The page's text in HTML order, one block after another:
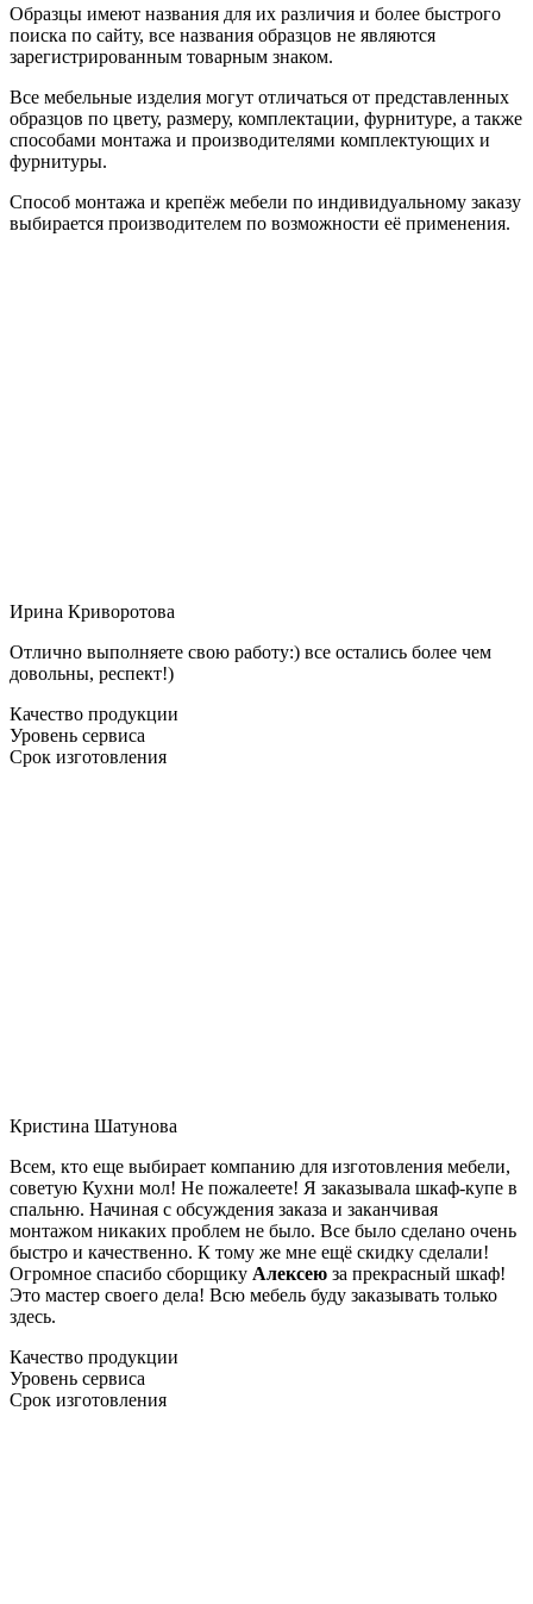
Образцы имеют названия для их различия и более быстрого
поиска по сайту, все названия образцов не являются
зарегистрированным товарным знаком.
Все мебельные изделия могут отличаться от представленных
образцов по цвету, размеру, комплектации, фурнитуре, а также
способами монтажа и производителями комплектующих и
фурнитуры.
Способ монтажа и крепёж мебели по индивидуальному заказу
выбирается производителем по возможности её применения.
Ирина Криворотова
Отлично выполняете свою работу:) все остались более чем
довольны, респект!)
Качество продукции
Уровень сервиса
Срок изготовления
Кристина Шатунова
Всем, кто еще выбирает компанию для изготовления мебели,
советую Кухни мол! Не пожалеете! Я заказывала шкаф-купе в
спальню. Начиная с обсуждения заказа и заканчивая
монтажом никаких проблем не было. Все было сделано очень
быстро и качественно. К тому же мне ещё скидку сделали!
Огромное спасибо сборщику Алексею за прекрасный шкаф!
Это мастер своего дела! Всю мебель буду заказывать только
здесь.
Качество продукции
Уровень сервиса
Срок изготовления